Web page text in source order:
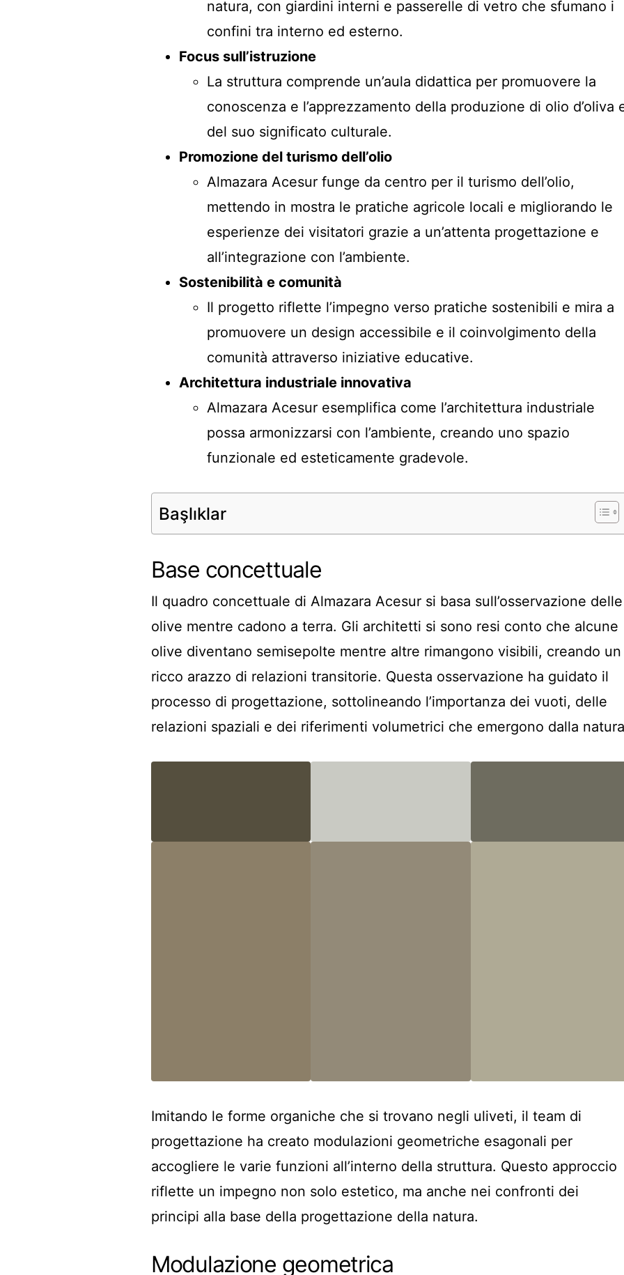
natura, con giardini interni e passerelle di vetro che sfumano i
confini tra interno ed esterno.
Focus sull’istruzione
La struttura comprende un’aula didattica per promuovere la
conoscenza e l’apprezzamento della produzione di olio d’oliva
del suo significato culturale.
Promozione del turismo dell’olio
Almazara Acesur funge da centro per il turismo dell’olio,
mettendo in mostra le pratiche agricole locali e migliorando le
esperienze dei visitatori grazie a un’attenta progettazione e
all’integrazione con l’ambiente.
Sostenibilità e comunità
Il progetto riflette l’impegno verso pratiche sostenibili e mira a
promuovere un design accessibile e il coinvolgimento della
comunità attraverso iniziative educative.
Architettura industriale innovativa
Almazara Acesur esemplifica come l’architettura industriale
possa armonizzarsi con l’ambiente, creando uno spazio
funzionale ed esteticamente gradevole.
Başlıklar
Base concettuale
Il quadro concettuale di Almazara Acesur si basa sull’osservazione delle
olive mentre cadono a terra. Gli architetti si sono resi conto che alcune
olive diventano semisepolte mentre altre rimangono visibili, creando un
ricco arazzo di relazioni transitorie. Questa osservazione ha guidato il
processo di progettazione, sottolineando l’importanza dei vuoti, delle
relazioni spaziali e dei riferimenti volumetrici che emergono dalla
Imitando le forme organiche che si trovano negli uliveti, il team di
progettazione ha creato modulazioni geometriche esagonali per
accogliere le varie funzioni all’interno della struttura. Questo approccio
riflette un impegno non solo estetico, ma anche nei confronti dei
principi alla base della progettazione della natura.
Modulazione geometrica